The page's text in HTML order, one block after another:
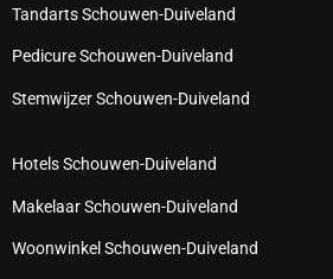
Tandarts Schouwen-Duiveland
Pedicure Schouwen-Duiveland
Stemwijzer Schouwen-Duiveland
Hotels Schouwen-Duiveland
Makelaar Schouwen-Duiveland
Woonwinkel Schouwen-Duiveland